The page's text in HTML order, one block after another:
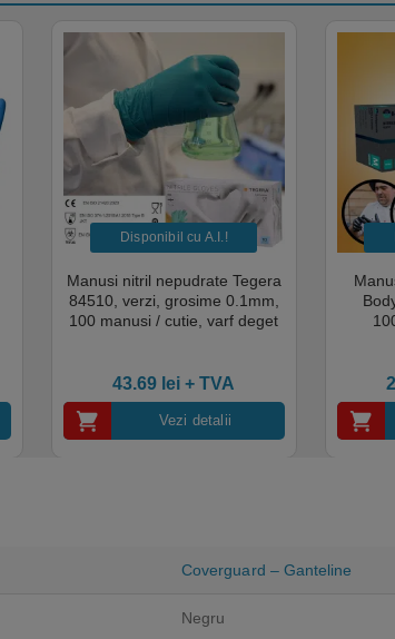
Disponibil cu A.I.​!
Manusi nitril nepudrate Tegera
84510, verzi, grosime 0.1mm,
100 manusi / cutie, varf deget
43.69 lei + TVA
Vezi detalii
Coverguard – Ganteline
Negru